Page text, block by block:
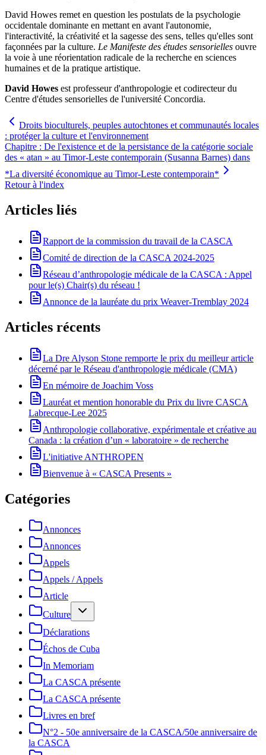
David Howes remet en question les postulats de la psychologie
occidentale dominante en mettant en avant l'autonomie,
l'interactivité, la créativité et la sagesse des sens, telles qu'elles sont
façonnées par la culture. Le Manifeste des études sensorielles ouvre
la voie à une réorientation radicale de la recherche en sciences
humaines et de la pratique artistique.
David Howes est professeur d'anthropologie et codirecteur du
Centre d'études sensorielles de l'université Concordia.
Droits bioculturels, peuples autochtones et communautés locales
: protéger la culture et l'environnement
Chapitre : De l'existence et de la persistance de la catégorie sociale
des « atan » au Timor-Leste contemporain (Susanna Barnes) dans
*La diversité économique au Timor-Leste contemporain*
Retour à l'index
Articles liés
Rapport de la commission du travail de la CASCA
Comité de direction de la CASCA 2024-2025
Réseau d’anthropologie médicale de la CASCA : Appel
pour le(s) Chair(s) du réseau !
Annonce de la lauréate du prix Weaver-Tremblay 2024
Articles récents
La Dre Alyson Stone remporte le prix du meilleur article
décerné par le Réseau d'anthropologie médicale (CMA)
En mémoire de Joachim Voss
Lauréat et mention honorable du Prix du livre CASCA
Labrecque-Lee 2025
Anthropologie collaborative, expérimentale et créative au
Canada : la création d’un « laboratoire » de recherche
L'initiative ANTHROPEN
Bienvenue à « CASCA Presents »
Catégories
Annonces
Annonces
Appels
Appels / Appels
Article
Culture
Déclarations
Échos de Cuba
In Memoriam
La CASCA présente
La CASCA présente
Livres en bref
N°2 - 50e anniversaire de la CASCA/50e anniversaire de
la CASCA